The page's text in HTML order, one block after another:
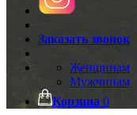
Заказать звонок
Женщинам
Мужчинам
Корзина 0